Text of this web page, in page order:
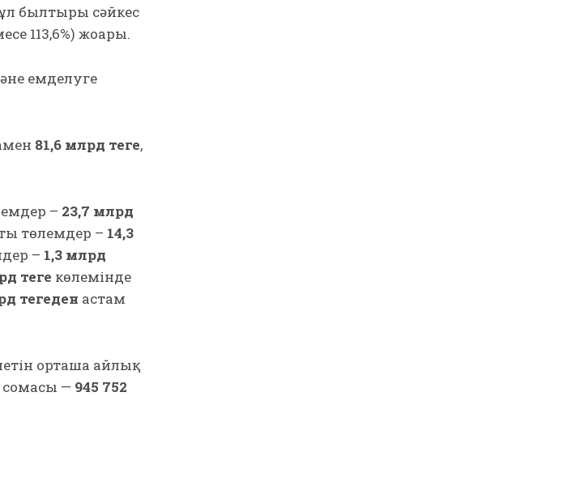
былтырғы сәйкес
113,6%) жоғары.
емделуге
81,6 млрд теңге,
– 23,7 млрд
төлемдер – 14,3
– 1,3 млрд
теңге көлемінде
теңгеден астам
орташа айлық
сомасы — 945 752